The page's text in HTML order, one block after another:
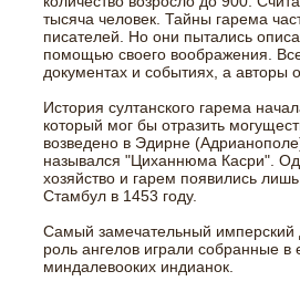
тысяча человек. Тайны гарема
писателей. Но они пытались
помощью своего воображения.
документах и событиях, а авторы
История султанского гарема
который мог бы отразить
возведено в Эдирне
назывался "Циханнюма Касри".
хозяйство и гарем появились
Стамбул в 1453 году.
Самый замечательный имперский
роль ангелов играли собранные
миндалевооких индианок.